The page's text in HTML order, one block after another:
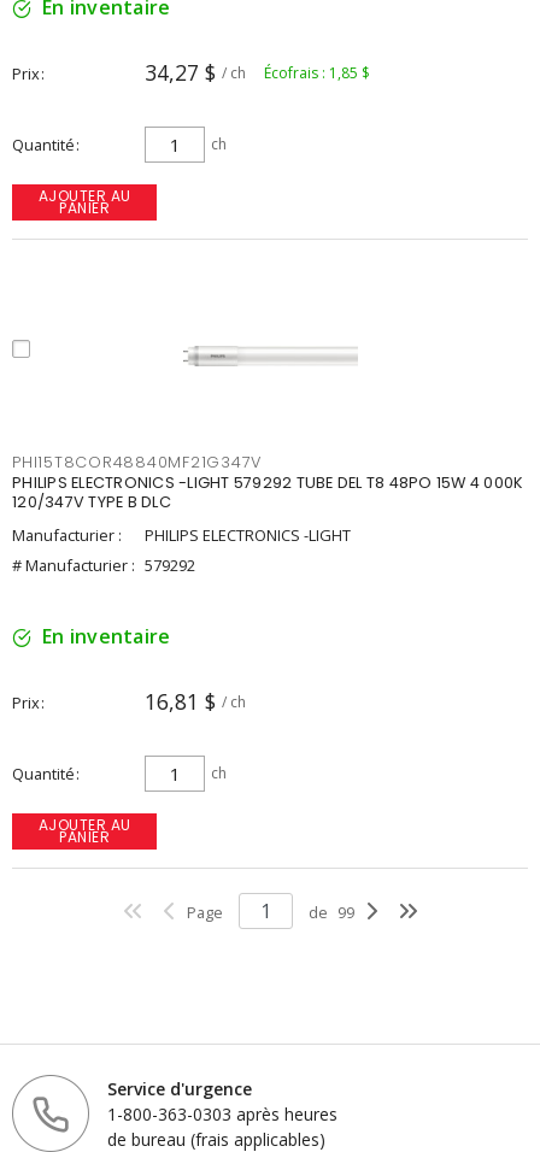
En inventaire
Prix 34,27 $ / ch Écofrais : 1,85 $
Quantité ch
AJOUTER AU
PANIER
PHI15T8COR48840MF21G347V
PHILIPS ELECTRONICS -LIGHT 579292 TUBE DEL T8 48PO 15W 4 000K
120/347V TYPE B DLC
Manufacturier :
PHILIPS ELECTRONICS -LIGHT
# Manufacturier : 579292
En inventaire
Prix 16,81 $ / ch
Quantité ch
AJOUTER AU
PANIER
Page de 99
Service d'urgence
1-800-363-0303 après heures
de bureau (frais applicables)